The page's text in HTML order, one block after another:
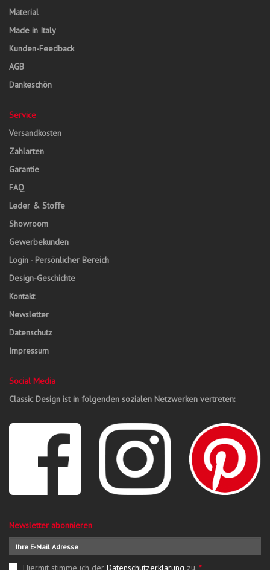
Material
Made in Italy
Kunden-Feedback
AGB
Dankeschön
Service
Versandkosten
Zahlarten
Garantie
FAQ
Leder & Stoffe
Showroom
Gewerbekunden
Login - Persönlicher Bereich
Design-Geschichte
Kontakt
Newsletter
Datenschutz
Impressum
Social Media
Classic Design ist in folgenden sozialen Netzwerken vertreten:
Newsletter abonnieren
Hiermit stimme ich der Datenschutzerklärung zu. *